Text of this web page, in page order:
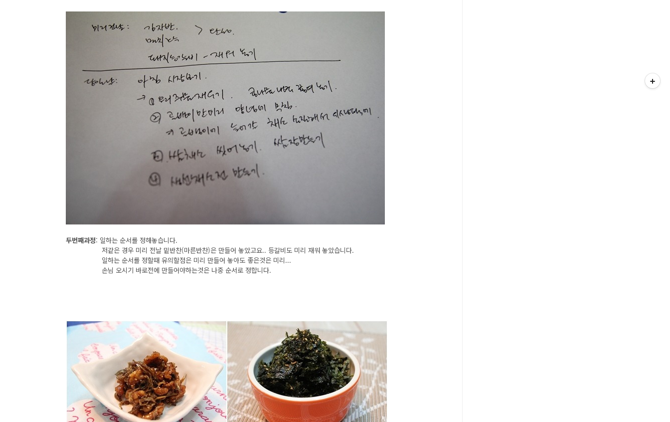
두번째과정: 일하는 순서를 정해놓습니다.
저같은 경우 미리 전날 밑반찬(마른반찬)은 만들어 놓았고요.. 등갈비도 미리 재워 놓았습니다.
일하는 순서를 정할때 유의할점은 미리 만들어 놓아도 좋은것은 미리...
손님 오시기 바로전에 만들어야하는것은 나중 순서로 정합니다.